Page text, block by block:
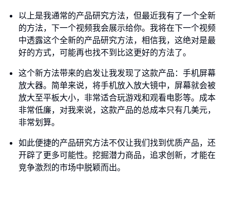
以上是我通常的产品研究方法，但最近我有了一个全新
的方法，下一个视频我会展示给你。我将在下一个视频
中透露这个全新的产品研究方法，相信我，这绝对是最
好的方式，可能再也找不到比这更好的方法了。
这个新方法带来的启发让我发现了这款产品：手机屏幕
放大器。简单来说，将手机放入放大镜中，屏幕就会被
放大至平板大小，非常适合玩游戏和观看电影等。成本
非常低廉，对我来说，这款产品的总成本只有几美元，
非常划算。
如此便捷的产品研究方法不仅让我们找到优质产品，还
开辟了更多可能性。挖掘潜力商品，追求创新，才能在
竞争激烈的市场中脱颖而出。